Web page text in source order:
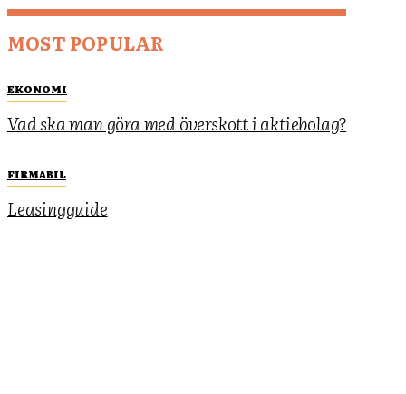
MOST POPULAR
EKONOMI
Vad ska man göra med överskott i aktiebolag?
FIRMABIL
Leasingguide